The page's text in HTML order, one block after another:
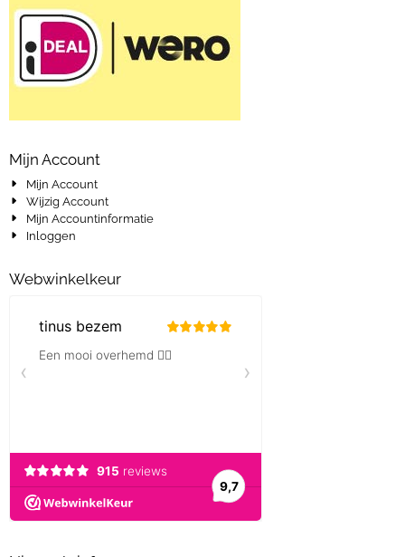
Mijn Account
Mijn Account
Wijzig Account
Mijn Accountinformatie
Inloggen
Webwinkelkeur